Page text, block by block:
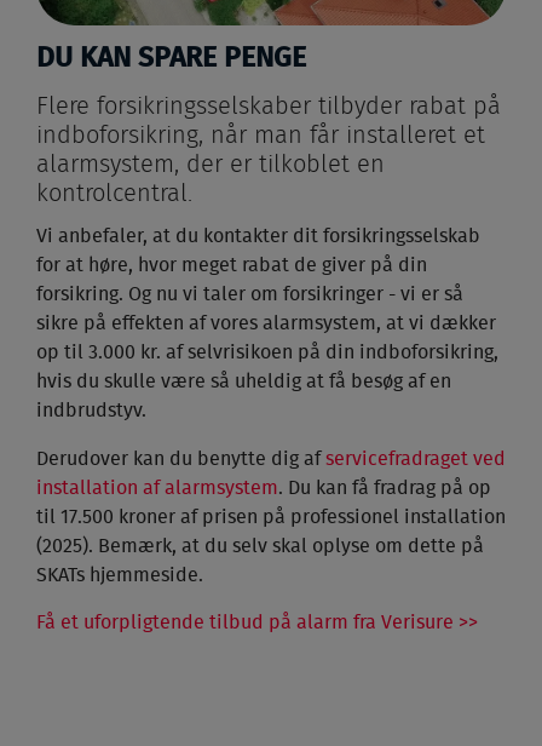
DU KAN SPARE PENGE
Flere forsikringsselskaber tilbyder rabat på
indboforsikring, når man får installeret et
alarmsystem, der er tilkoblet en
kontrolcentral.
Vi anbefaler, at du kontakter dit forsikringsselskab
for at høre, hvor meget rabat de giver på din
forsikring. Og nu vi taler om forsikringer - vi er så
sikre på effekten af vores alarmsystem, at vi dækker
op til 3.000 kr. af selvrisikoen på din indboforsikring,
hvis du skulle være så uheldig at få besøg af en
indbrudstyv.
Derudover kan du benytte dig af servicefradraget ved
installation af alarmsystem. Du kan få fradrag på op
til 17.500 kroner af prisen på professionel installation
(2025). Bemærk, at du selv skal oplyse om dette på
SKATs hjemmeside.
Få et uforpligtende tilbud på alarm fra Verisure >>